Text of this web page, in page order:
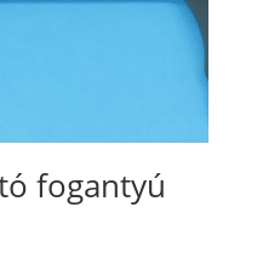
fogantyú